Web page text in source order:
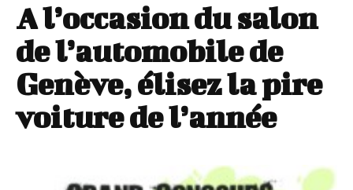
A l’occasion du salon
de l’automobile de
Genève, élisez la pire
voiture de l’année